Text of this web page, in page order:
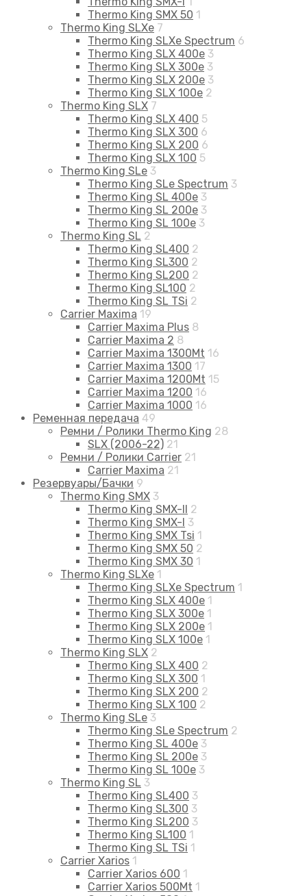
Thermo King SMX 50 1
Thermo King SLXe 7
Thermo King SLXe Spectrum 6
Thermo King SLX 400e 3
Thermo King SLX 300e 3
Thermo King SLX 200e 3
Thermo King SLX 100e 2
Thermo King SLX 7
Thermo King SLX 400 5
Thermo King SLX 300 6
Thermo King SLX 200 6
Thermo King SLX 100 5
Thermo King SLe 3
Thermo King SLe Spectrum 3
Thermo King SL 400e 3
Thermo King SL 200e 3
Thermo King SL 100e 3
Thermo King SL 2
Thermo King SL400 2
Thermo King SL300 2
Thermo King SL200 2
Thermo King SL100 2
Thermo King SL TSi 2
Carrier Maxima 19
Carrier Maxima Plus 8
Carrier Maxima 2 8
Carrier Maxima 1300Mt 16
Carrier Maxima 1300 17
Carrier Maxima 1200Mt 15
Carrier Maxima 1200 16
Carrier Maxima 1000 16
Ременная передача 49
Ремни / Ролики Thermo King 28
SLX (2006-22) 21
Ремни / Ролики Carrier 21
Carrier Maxima 21
Резервуары/Бачки 9
Thermo King SMX 3
Thermo King SMX-II 2
Thermo King SMX-I 3
Thermo King SMX Tsi 1
Thermo King SMX 50 2
Thermo King SMX 30 1
Thermo King SLXe 1
Thermo King SLXe Spectrum 1
Thermo King SLX 400e 1
Thermo King SLX 300e 1
Thermo King SLX 200e 1
Thermo King SLX 100e 1
Thermo King SLX 2
Thermo King SLX 400 2
Thermo King SLX 300 1
Thermo King SLX 200 2
Thermo King SLX 100 2
Thermo King SLe 3
Thermo King SLe Spectrum 2
Thermo King SL 400e 3
Thermo King SL 200e 3
Thermo King SL 100e 3
Thermo King SL 3
Thermo King SL400 3
Thermo King SL300 3
Thermo King SL200 3
Thermo King SL100 1
Thermo King SL TSi 1
Carrier Xarios 1
Carrier Xarios 600 1
Carrier Xarios 500Mt 1